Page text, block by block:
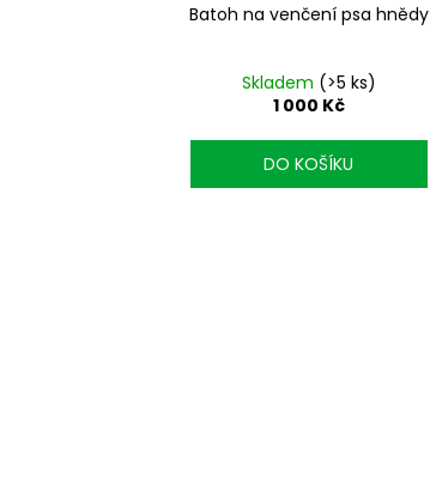
Batoh na venčení psa hnědy
Skladem (>5 ks)
1 000 Kč
DO KOŠÍKU